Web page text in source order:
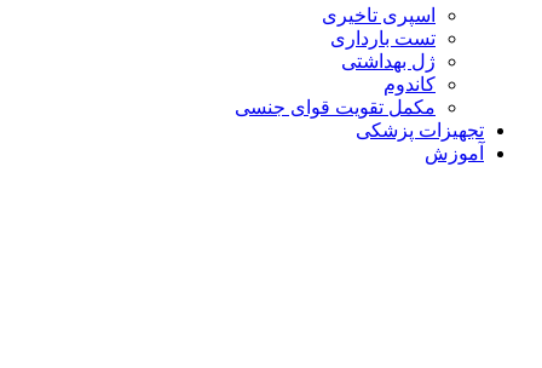
اسپری تاخیری
تست بارداری
ژل بهداشتی
کاندوم
مکمل تقویت قوای جنسی
تجهیزات پزشکی
آموزش